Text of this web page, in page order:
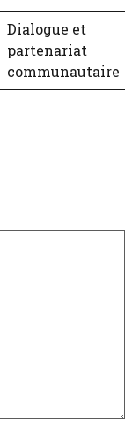
Dialogue et
partenariat
communautaire